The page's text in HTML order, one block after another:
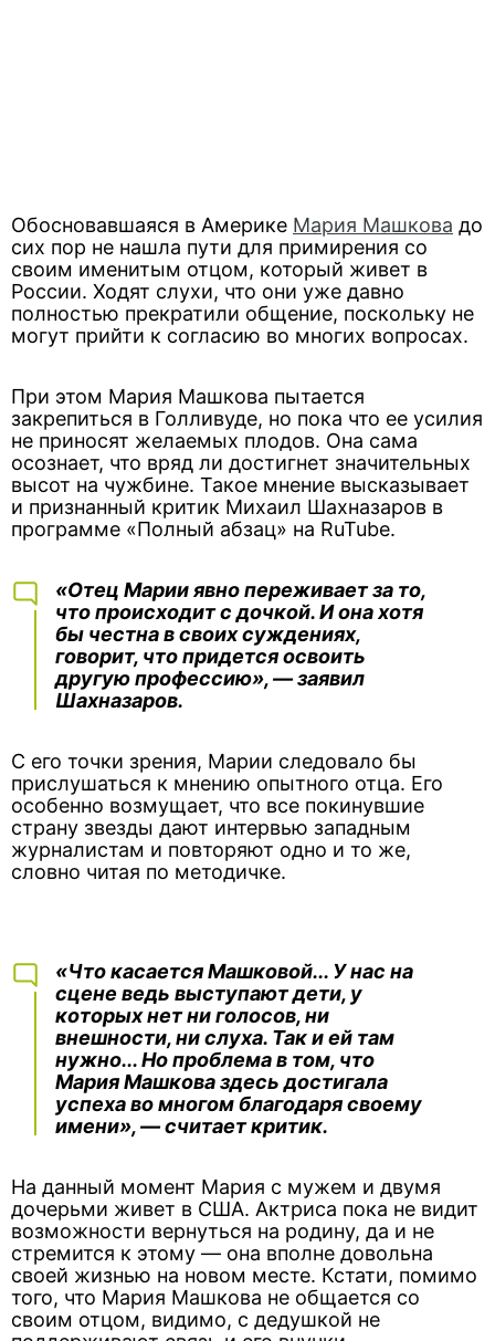
Обосновавшаяся в Америке Мария Машкова до
сих пор не нашла пути для примирения со
своим именитым отцом, который живет в
России. Ходят слухи, что они уже давно
полностью прекратили общение, поскольку не
могут прийти к согласию во многих вопросах.
При этом Мария Машкова пытается
закрепиться в Голливуде, но пока что ее усилия
не приносят желаемых плодов. Она сама
осознает, что вряд ли достигнет значительных
высот на чужбине. Такое мнение высказывает
и признанный критик Михаил Шахназаров в
программе «Полный абзац» на RuTube.
«Отец Марии явно переживает за то,
что происходит с дочкой. И она хотя
бы честна в своих суждениях,
говорит, что придется освоить
другую профессию», — заявил
Шахназаров.
С его точки зрения, Марии следовало бы
прислушаться к мнению опытного отца. Его
особенно возмущает, что все покинувшие
страну звезды дают интервью западным
журналистам и повторяют одно и то же,
словно читая по методичке.
«Что касается Машковой... У нас на
сцене ведь выступают дети, у
которых нет ни голосов, ни
внешности, ни слуха. Так и ей там
нужно... Но проблема в том, что
Мария Машкова здесь достигала
успеха во многом благодаря своему
имени», — считает критик.
На данный момент Мария с мужем и двумя
дочерьми живет в США. Актриса пока не видит
возможности вернуться на родину, да и не
стремится к этому — она вполне довольна
своей жизнью на новом месте. Кстати, помимо
того, что Мария Машкова не общается со
своим отцом, видимо, с дедушкой не